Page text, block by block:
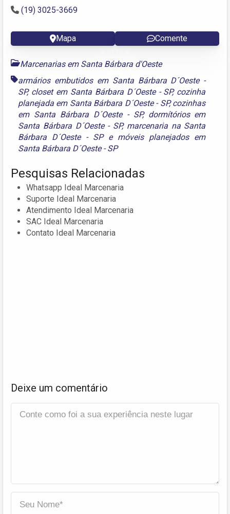
(19) 3025-3669
Mapa Comente
Marcenarias em Santa Bárbara d'Oeste
armários embutidos em Santa Bárbara D´Oeste -
SP, closet em Santa Bárbara D´Oeste - SP, cozinha
planejada em Santa Bárbara D´Oeste - SP,cozinhas
em Santa Bárbara D´Oeste - SP, dormítórios em
Santa Bárbara D´Oeste - SP, marcenaria na Santa
Bárbara D´Oeste - SPe móveis planejados em
Santa Bárbara D´Oeste - SP
Pesquisas Relacionadas
Whatsapp Ideal Marcenaria
Suporte Ideal Marcenaria
Atendimento Ideal Marcenaria
SAC Ideal Marcenaria
Contato Ideal Marcenaria
Deixe um comentário